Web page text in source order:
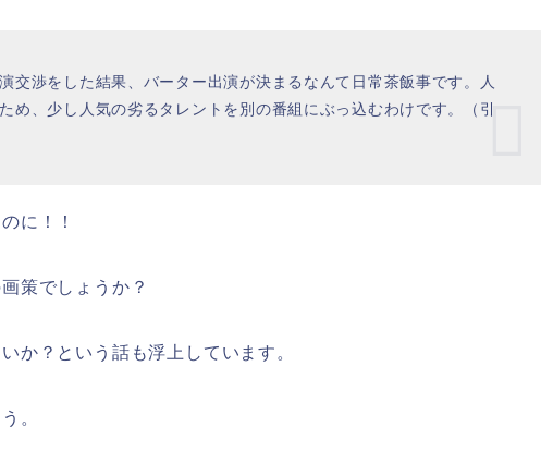
交渉をした結果、バーター出演が決まるなんて日常茶飯事です。人
め、少し人気の劣るタレントを別の番組にぶっ込むわけです。（引
に！！
策でしょうか？
か？という話も浮上しています。
。